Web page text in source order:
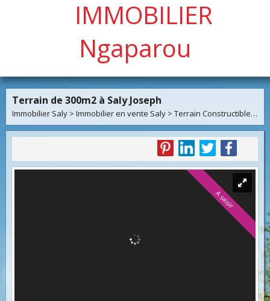
Terrain de 300m2 à Saly Joseph
Immobilier Saly > Immobilier en vente Saly > Terrain Constructible en vente Saly
A saisir